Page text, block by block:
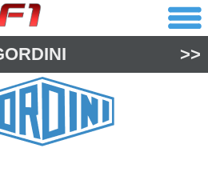
>>